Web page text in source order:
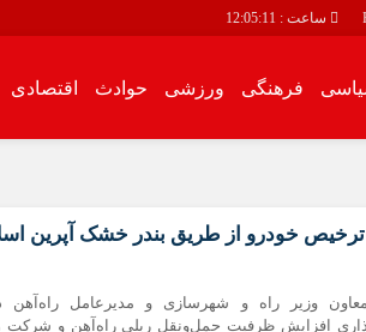
ساعت : 12:05:11
فرهنگی ورزشی حوادث اقتصادی
اقتصادی
خودرو از طریق بندر خشک آپرین
وزیر راه و شهرسازی و مدیرعامل راه‌آهن
افزایش ظرفیت حمل‌ونقل ریلی راه‌آهن و شرکت